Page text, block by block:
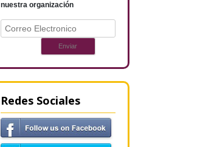
nuestra organización
Redes Sociales